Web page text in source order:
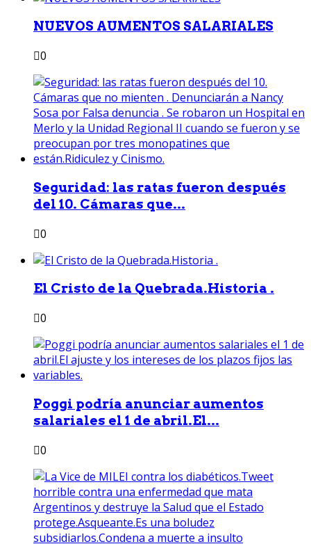
NUEVOS AUMENTOS SALARIALES
0
Seguridad: las ratas fueron después
del 10. Cámaras que...
0
El Cristo de la Quebrada.Historia .
0
Poggi podría anunciar aumentos
salariales el 1 de abril.El...
0